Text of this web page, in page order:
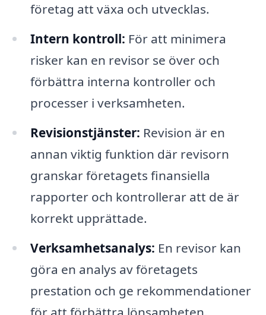
företag att växa och utvecklas.
Intern kontroll: För att minimera
risker kan en revisor se över och
förbättra interna kontroller och
processer i verksamheten.
Revisionstjänster: Revision är en
annan viktig funktion där revisorn
granskar företagets finansiella
rapporter och kontrollerar att de är
korrekt upprättade.
Verksamhetsanalys: En revisor kan
göra en analys av företagets
prestation och ge rekommendationer